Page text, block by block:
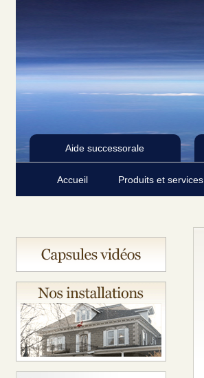
Aide successorale
Accueil Produits et services